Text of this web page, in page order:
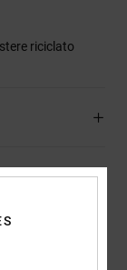
riciclato